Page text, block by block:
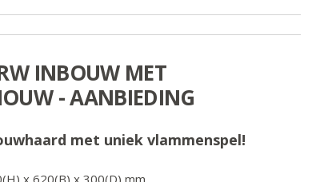
INBOUW MET
- AANBIEDING
met uniek vlammenspel!